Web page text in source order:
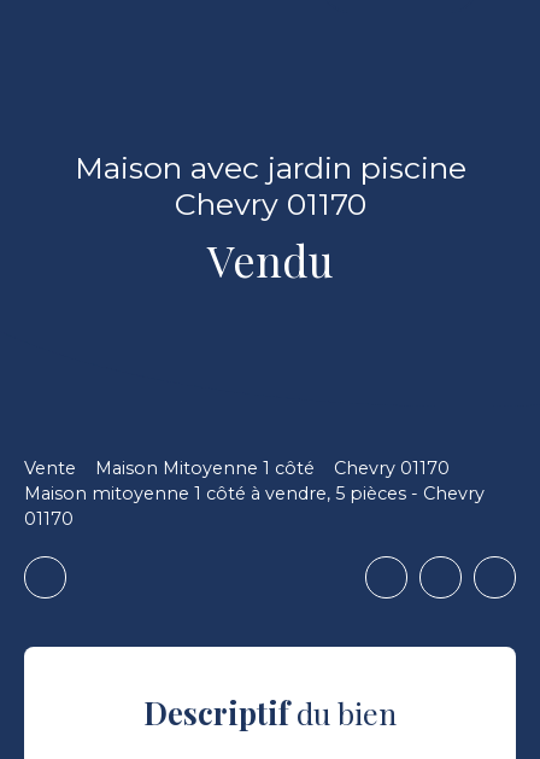
Maison avec jardin piscine
Chevry 01170
Vendu
Vente Maison Mitoyenne 1 côté
Chevry 01170
Maison mitoyenne 1 côté à vendre, 5 pièces - Chevry
01170
Descriptifdu bien